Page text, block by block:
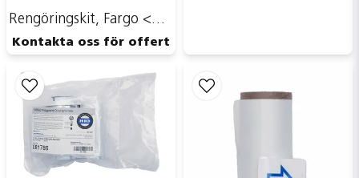
Rengöringskit, Fargo <br> Art.nr 96490-0000
Kontakta oss för offert